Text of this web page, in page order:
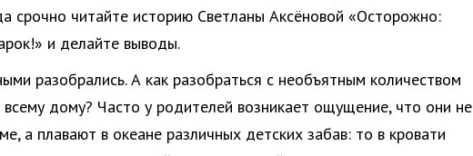
срочно читайте историю Светланы Аксёновой «Осторожно:
и делайте выводы.
разобрались. А как разобраться с необъятным количеством
всему дому? Часто у родителей возникает ощущение, что они не
а плавают в океане различных детских забав: то в кровати